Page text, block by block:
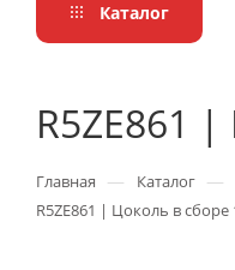
Каталог
R5ZE861
Главная — Каталог —
R5ZE861 | Цоколь в сборе